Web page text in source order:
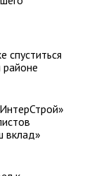
спуститься
районе
вклад»